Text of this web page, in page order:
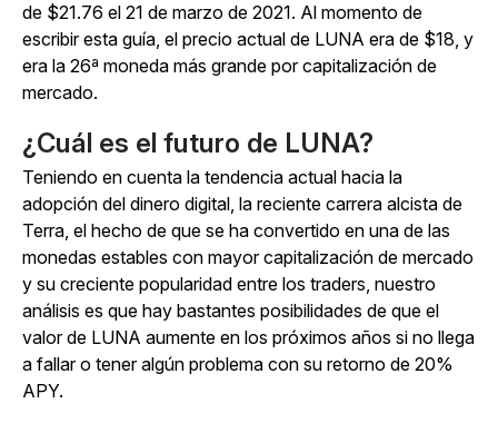
de $21.76 el 21 de marzo de 2021. Al momento de
escribir esta guía, el precio actual de LUNA era de $18, y
era la 26ª moneda más grande por capitalización de
mercado.
¿Cuál es el futuro de LUNA?
Teniendo en cuenta la tendencia actual hacia la
adopción del dinero digital, la reciente carrera alcista de
Terra, el hecho de que se ha convertido en una de las
monedas estables con mayor capitalización de mercado
y su creciente popularidad entre los traders, nuestro
análisis es que hay bastantes posibilidades de que el
valor de LUNA aumente en los próximos años si no llega
a fallar o tener algún problema con su retorno de 20%
APY.